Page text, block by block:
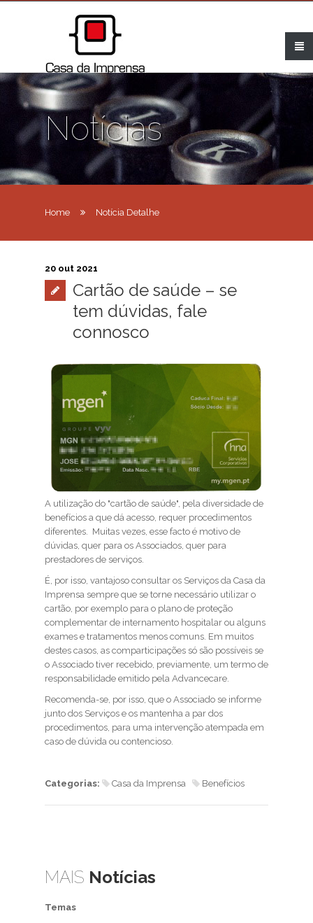
Notícias
Home Notícia Detalhe
20 out 2021
Cartão de saúde – se
tem dúvidas, fale
connosco
A utilização do "cartão de saúde", pela diversidade de
benefícios a que dá acesso, requer procedimentos
diferentes. Muitas vezes, esse facto é motivo de
dúvidas, quer para os Associados, quer para
prestadores de serviços.
É, por isso, vantajoso consultar os Serviços da Casa da
Imprensa sempre que se torne necessário utilizar o
cartão, por exemplo para o plano de proteção
complementar de internamento hospitalar ou alguns
exames e tratamentos menos comuns. Em muitos
destes casos, as comparticipações só são possíveis se
o Associado tiver recebido, previamente, um termo de
responsabilidade emitido pela Advancecare.
Recomenda-se, por isso, que o Associado se informe
junto dos Serviços e os mantenha a par dos
procedimentos, para uma intervenção atempada em
caso de dúvida ou contencioso.
Categorias: Casa da Imprensa Benefícios
MAIS Notícias
Temas